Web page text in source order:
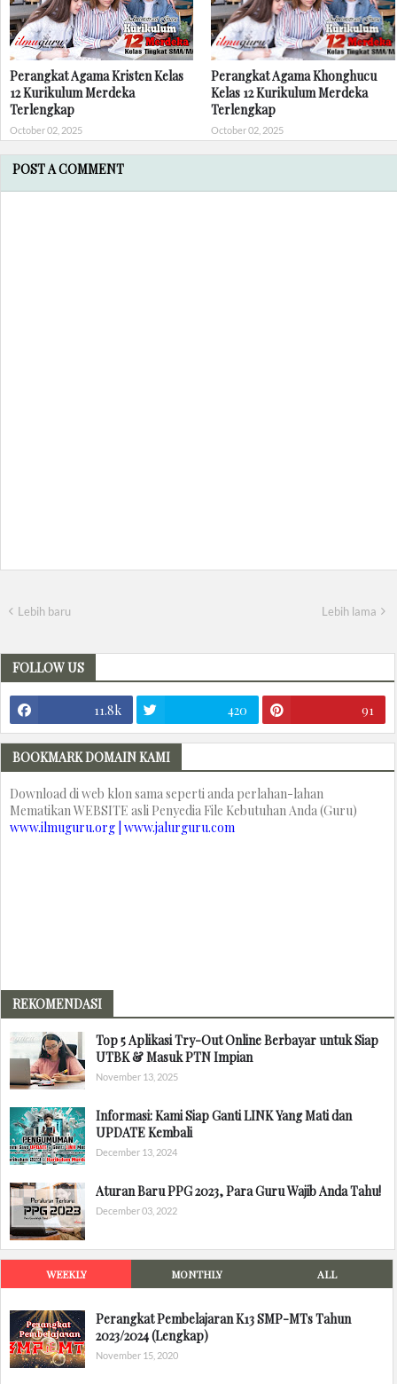
Perangkat Agama Kristen Kelas
12 Kurikulum Merdeka
Terlengkap
October 02, 2025
Perangkat Agama Khonghucu
Kelas 12 Kurikulum Merdeka
Terlengkap
October 02, 2025
POST A COMMENT
Lebih baru Lebih lama
FOLLOW US
11.8k 420 91
BOOKMARK DOMAIN KAMI
Download di web klon sama seperti anda perlahan-lahan
Mematikan WEBSITE asli Penyedia File Kebutuhan Anda (Guru)
www.ilmuguru.org | www.jalurguru.com
REKOMENDASI
Top 5 Aplikasi Try-Out Online Berbayar untuk Siap
UTBK & Masuk PTN Impian
November 13, 2025
Informasi: Kami Siap Ganti LINK Yang Mati dan
UPDATE Kembali
December 13, 2024
Aturan Baru PPG 2023, Para Guru Wajib Anda Tahu!
December 03, 2022
WEEKLY MONTHLY ALL
Perangkat Pembelajaran K13 SMP-MTs Tahun
2023/2024 (Lengkap)
November 15, 2020